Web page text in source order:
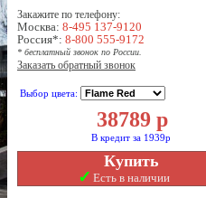
Закажите по телефону:
Москва: 8-495 137-9120
Россия*: 8-800 555-9172
* бесплатный звонок по России.
Заказать обратный звонок
Выбор цвета:
38789 р
В кредит за 1939р
Купить
✓ Есть в наличии